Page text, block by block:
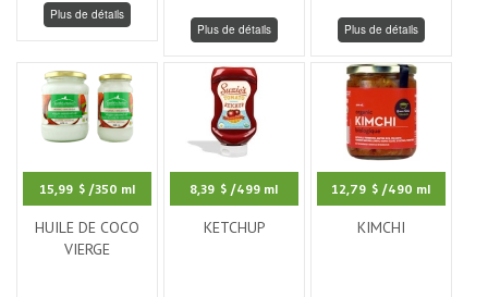
Plus de détails
Plus de détails Plus de détails
15,99 $ /350 ml
HUILE DE COCO
VIERGE
8,39 $ /499 ml
KETCHUP
12,79 $ /490 ml
KIMCHI